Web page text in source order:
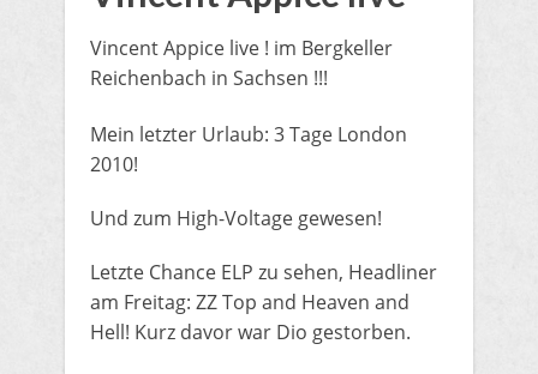
Vincent Appice live ! im Bergkeller
Reichenbach in Sachsen !!!
​Mein letzter Urlaub: 3 Tage London
2010!
Und zum High-Voltage gewesen!
Letzte Chance ELP zu sehen, Headliner
am Freitag: ZZ Top and Heaven and
Hell! Kurz davor war Dio gestorben.